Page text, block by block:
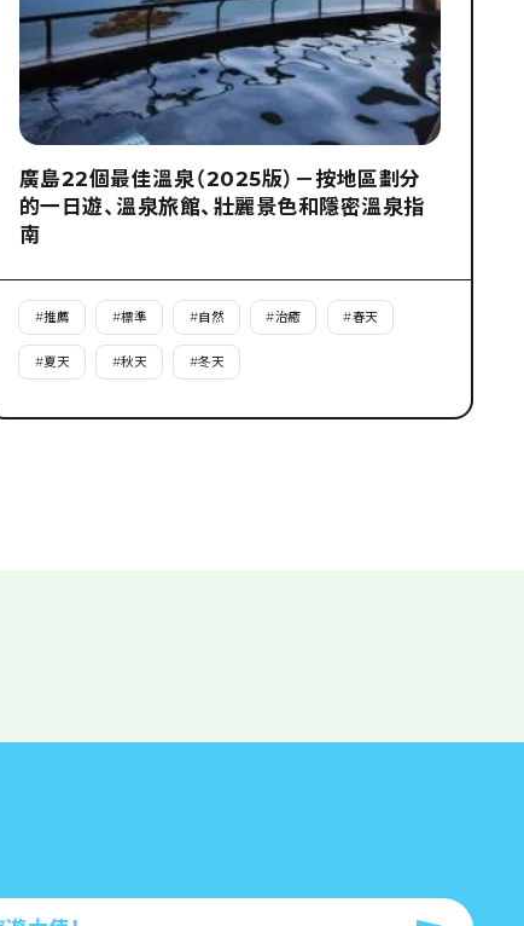
廣島22個最佳溫泉（2025版）－按地區劃分
的一日遊、溫泉旅館、壯麗景色和隱密溫泉指
南
#推薦 #標準 #自然 #治癒 #春天
#夏天 #秋天 #冬天